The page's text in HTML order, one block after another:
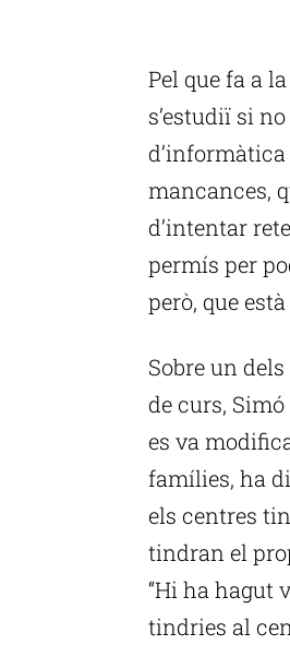
Pel que fa a
s’estudiï si
d’informàtica
mancances,
d’intentar
permís per
però, que
Sobre un
de curs,
es va
famílies, ha
els centres
tindran el
“Hi ha hagut
tindries al